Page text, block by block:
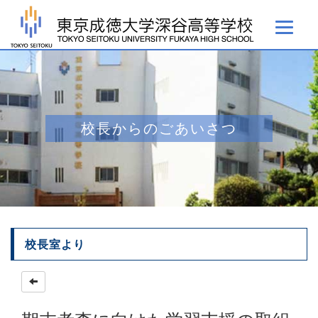
校長からのごあいさつ
校長室より